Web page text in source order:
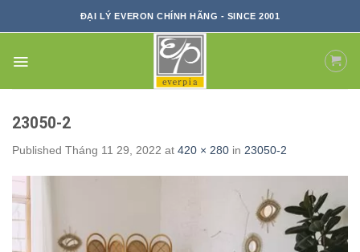
ĐẠI LÝ EVERON CHÍNH HÃNG - SINCE 2001
23050-2
Published Tháng 11 29, 2022 at 420 × 280 in 23050-2